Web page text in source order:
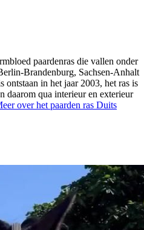
paardenras die vallen onder
Brandenburg, Sachsen-Anhalt
ontstaan in het jaar 2003, het ras is
daarom qua interieur en exterieur
over het paarden ras Duits